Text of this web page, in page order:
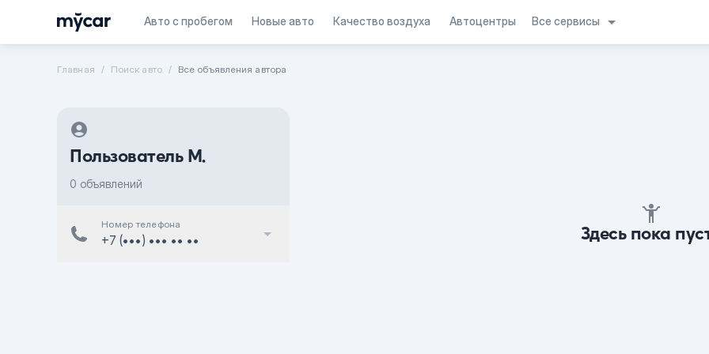
Авто с пробегом Новые авто Качество воздуха Автоцентры Все сервисы
Главная Поиск авто Все объявления автора
Пользователь M.
0 объявлений
Номер телефона
+7 (•••) ••• •• •• Здесь пока